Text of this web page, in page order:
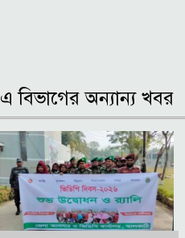
এ বিভাগের অন্যান্য খবর